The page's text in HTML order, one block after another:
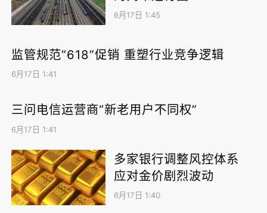
从初来乍到的奔赴，到落地生根的坚守，在榕
台胞把匠心与情怀深深融入福州的城市肌理，
6月17日 1:45
监管规范“618”促销 重塑行业竞争逻辑
6月17日 1:41
三问电信运营商“新老用户不同权”
6月17日 1:41
多家银行调整风控体系
应对金价剧烈波动
6月17日 1:40